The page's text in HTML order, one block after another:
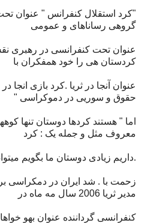
"کرد استقلال کنفرانس " عنوان
گروهی رساناهای و عمومی
کردستان هی را خود همفکران با
عنوان آنجا در ثریا .کرد بازی انجا
حقوق و سوریی در دموکراسی "
اما " هستند کردها دوستان تنها
معروف مثل و جمله یک : کرد
.داریم زیادی دوستان ما بگویم
زحمت با . شد ایران در دمکراسی
مدیر ثریا 2006 سال مه ماه در
کنفرانسی گرداننده عنوان بهو